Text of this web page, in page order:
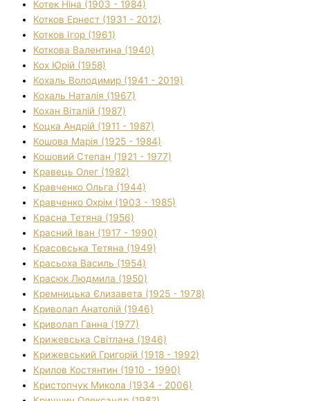
Котек Ніна (1903 - 1984)
Котков Ернест (1931 - 2012)
Котков Ігор (1961)
Коткова Валентина (1940)
Кох Юрій (1958)
Кохаль Володимир (1941 - 2019)
Кохаль Наталія (1967)
Кохан Віталій (1987)
Коцка Андрій (1911 - 1987)
Кошова Марія (1925 - 1984)
Кошовий Степан (1921 - 1977)
Кравець Олег (1982)
Кравченко Ольга (1944)
Кравченко Охрім (1903 - 1985)
Красна Тетяна (1956)
Красний Іван (1917 - 1990)
Красовська Тетяна (1949)
Красьоха Василь (1954)
Красюк Людмила (1950)
Кремницька Єлизавета (1925 - 1978)
Криволап Анатолій (1946)
Криволап Ганна (1977)
Крижевська Світлана (1946)
Крижевський Григорій (1918 - 1992)
Крилов Костянтин (1910 - 1990)
Кристопчук Микола (1934 - 2006)